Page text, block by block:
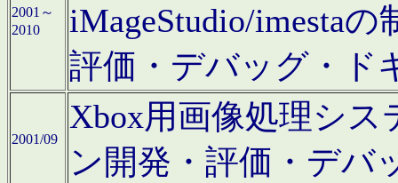
2001～
2010
iMageStudio/imesta
評価・デバッグ・ド
2001/09
Xbox用画像処理シ
ン開発・評価・デバ